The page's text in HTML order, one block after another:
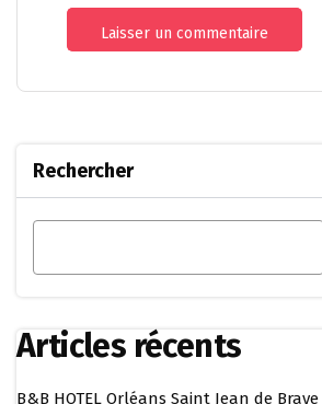
Rechercher
Articles récents
B&B HOTEL Orléans Saint Jean de Braye